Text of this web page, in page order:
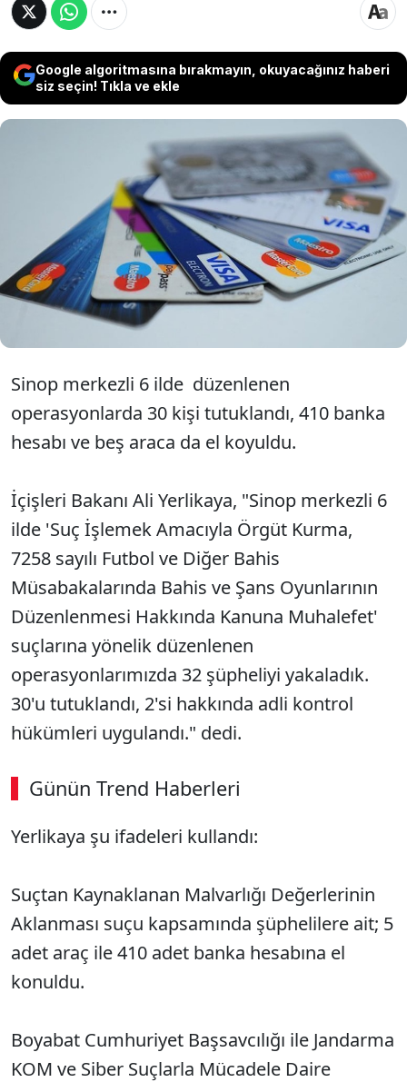
Google algoritmasına bırakmayın, okuyacağınız haberi
siz seçin! Tıkla ve ekle
İçişleri Bakanı Ali Yerlikaya "Siber suçlarla
mücadele kapsamında jandarmamız 524,5
milyon TL'lik hesap hareketi bulunan 32
şüpheliyi yakaladı” açıklamasını yaptı.
Sinop merkezli 6 ilde düzenlenen
operasyonlarda 30 kişi tutuklandı, 410 banka
hesabı ve beş araca da el koyuldu.
İçişleri Bakanı Ali Yerlikaya, "Sinop merkezli 6
ilde 'Suç İşlemek Amacıyla Örgüt Kurma,
7258 sayılı Futbol ve Diğer Bahis
Müsabakalarında Bahis ve Şans Oyunlarının
Düzenlenmesi Hakkında Kanuna Muhalefet'
suçlarına yönelik düzenlenen
operasyonlarımızda 32 şüpheliyi yakaladık.
30'u tutuklandı, 2'si hakkında adli kontrol
hükümleri uygulandı." dedi.
Günün Trend Haberleri
Yerlikaya şu ifadeleri kullandı:
Suçtan Kaynaklanan Malvarlığı Değerlerinin
Aklanması suçu kapsamında şüphelilere ait; 5
adet araç ile 410 adet banka hesabına el
konuldu.
Boyabat Cumhuriyet Başsavcılığı ile Jandarma
KOM ve Siber Suçlarla Mücadele Daire